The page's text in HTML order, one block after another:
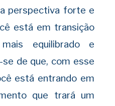
perspectiva forte e
está em transição
equilibrado e
se de que, com esse
está entrando em
que trará um